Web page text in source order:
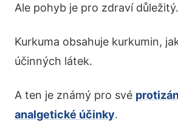
Ale pohyb je pro zdraví důležitý.
Kurkuma obsahuje kurkumin,
účinných látek.
A ten je známý pro své
analgetické účinky.